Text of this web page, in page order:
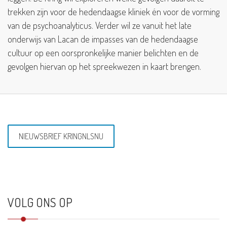
trekken zijn voor de hedendaagse kliniek én voor de vorming
van de psychoanalyticus. Verder wil ze vanuit het late
onderwijs van Lacan de impasses van de hedendaagse
cultuur op een oorspronkelijke manier belichten en de
gevolgen hiervan op het spreekwezen in kaart brengen.
NIEUWSBRIEF KRINGNLSNU
VOLG ONS OP